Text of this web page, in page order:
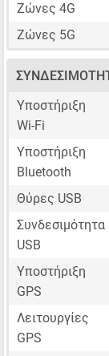
Ζώνες 4G
Ζώνες 5G
Υποστήριξη
Wi-Fi
Υποστήριξη
Bluetooth
Θύρες USB
Συνδεσιμότητα
USB
Υποστήριξη
GPS
Λειτουργίες
GPS